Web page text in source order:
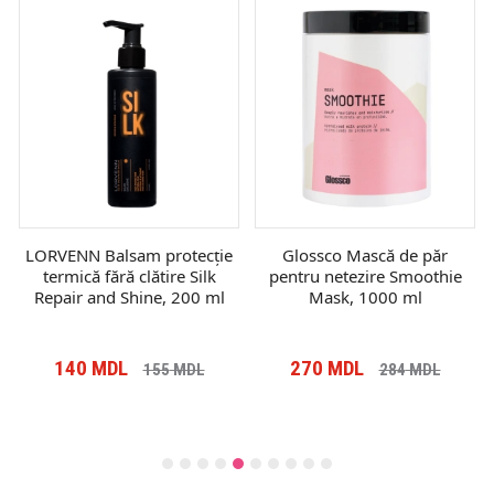
LORVENN Balsam protecție
termică fără clătire Silk
Repair and Shine, 200 ml
140 MDL 155MDL
Glossco Mască de păr
pentru netezire Smoothie
Mask, 1000 ml
270 MDL 284MDL